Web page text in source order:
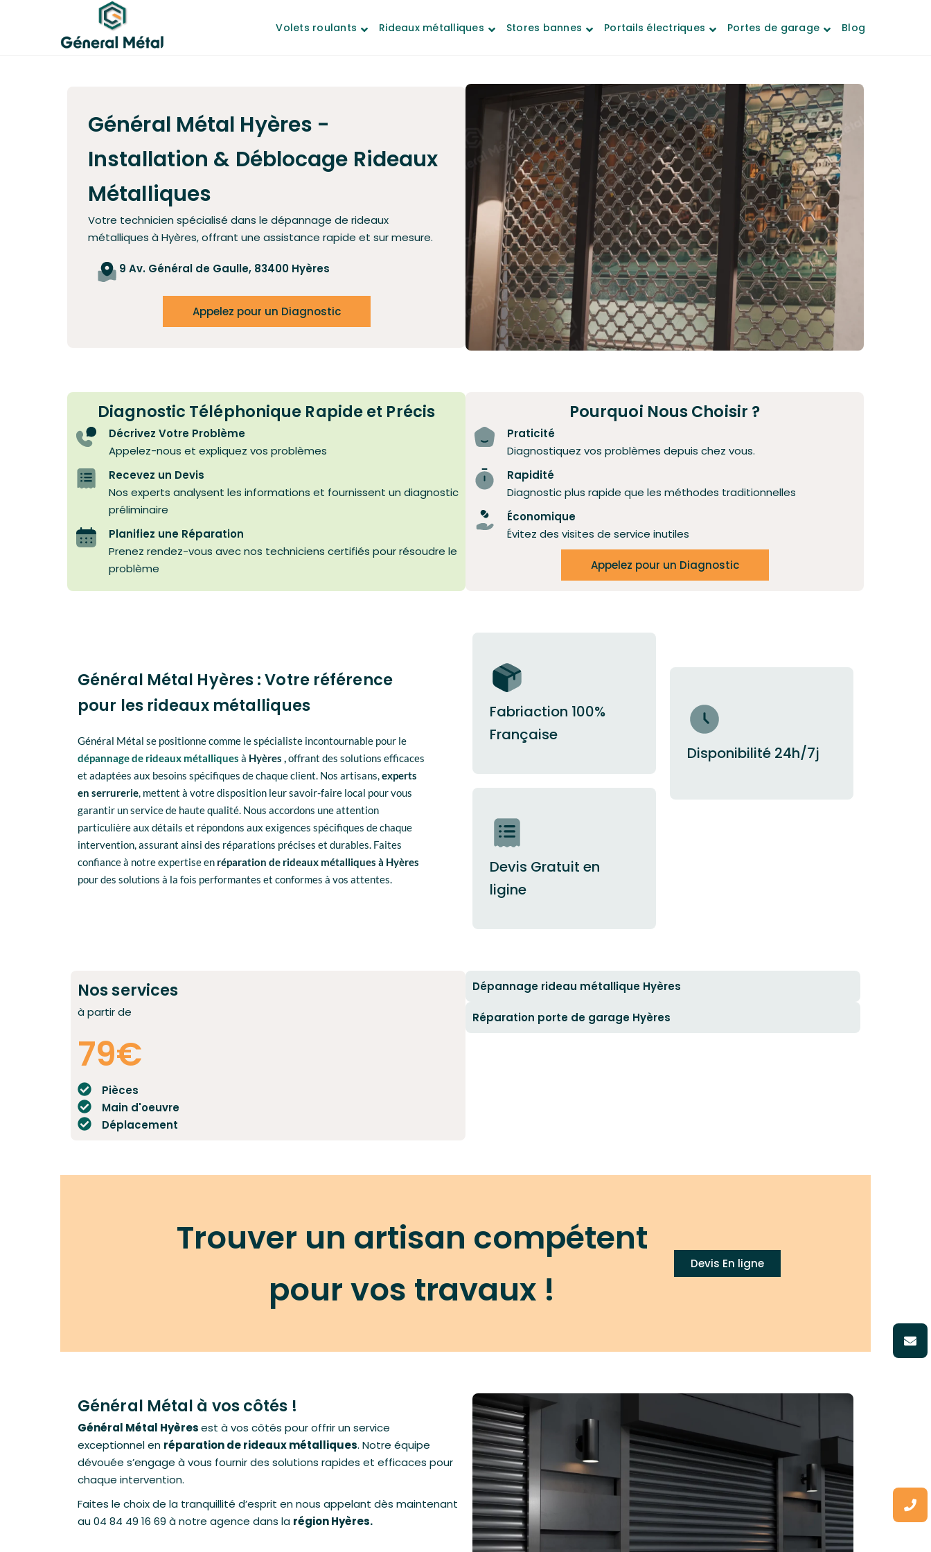
Volets roulants Rideaux métalliques Stores bannes Portails électriques Portes de garage Blog
Général Métal Hyères -
Installation & Déblocage Rideaux
Métalliques
Votre technicien spécialisé dans le dépannage de rideaux
métalliques à Hyères, offrant une assistance rapide et sur mesure.
9 Av. Général de Gaulle, 83400 Hyères
Appelez pour un Diagnostic
Diagnostic Téléphonique Rapide et Précis
Décrivez Votre Problème
Appelez-nous et expliquez vos problèmes
Recevez un Devis
Nos experts analysent les informations et fournissent un diagnostic
préliminaire
Planifiez une Réparation
Prenez rendez-vous avec nos techniciens certifiés pour résoudre le
problème
Pourquoi Nous Choisir ?
Praticité
Diagnostiquez vos problèmes depuis chez vous.
Rapidité
Diagnostic plus rapide que les méthodes traditionnelles
Économique
Évitez des visites de service inutiles
Appelez pour un Diagnostic
Général Métal Hyères : Votre référence
pour les rideaux métalliques
Général Métal se positionne comme le spécialiste incontournable pour le
dépannage de rideaux métalliques à Hyères offrant des solutions efficaces
et adaptées aux besoins spécifiques de chaque client. Nos artisans, experts
en serrurerie , mettent à votre disposition leur savoir-faire local pour vous
garantir un service de haute qualité. Nous accordons une attention
particulière aux détails et répondons aux exigences spécifiques de chaque
intervention, assurant ainsi des réparations précises et durables. Faites
confiance à notre expertise en réparation de rideaux métalliques à Hyères
pour des solutions à la fois performantes et conformes à vos attentes.
Fabriaction 100%
Française
Devis Gratuit en
ligine
Disponibilité 24h/7j
Nos services
à partir de
79€
Pièces
Main d'oeuvre
Déplacement
Dépannage rideau métallique Hyères
Réparation porte de garage Hyères
Trouver un artisan compétent
pour vos travaux !
Devis En ligne
Général Métal à vos côtés !
Général Métal Hyèresest à vos côtés pour offrir un service
exceptionnel en réparation de rideaux métalliques. Notre équipe
dévouée s’engage à vous fournir des solutions rapides et efficaces pour
chaque intervention.
Faites le choix de la tranquillité d’esprit en nous appelant dès maintenant
au04 84 49 16 69 à notre agence dans la région Hyères.